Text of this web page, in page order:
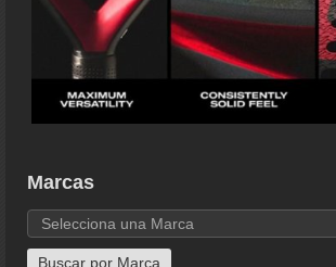
Marcas